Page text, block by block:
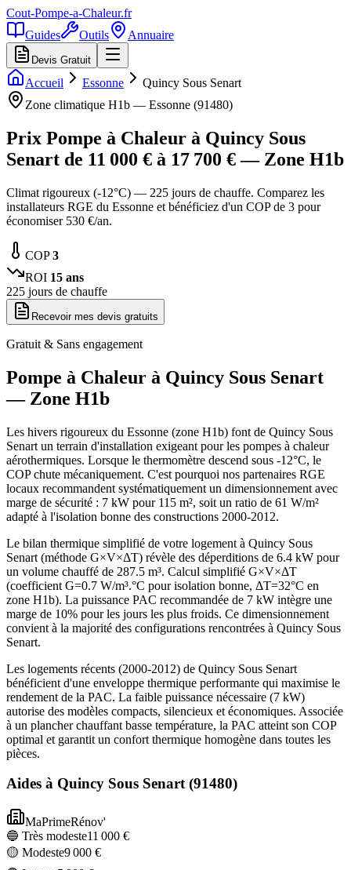
Cout-Pompe-a-Chaleur.fr
Guides
Outils Annuaire
Devis Gratuit
Accueil Essonne
Quincy Sous Senart
Zone climatique H1b — Essonne (91480)
Prix Pompe à Chaleur à Quincy Sous
Senart de 11 000 € à 17 700 € — Zone H1b
Climat rigoureux (-12°C) — 225 jours de chauffe. Comparez les
installateurs RGE du Essonne et bénéficiez d'un COP de 3 pour
économiser 530 €/an.
COP3
ROI 15 ans
225 jours de chauffe
Recevoir mes devis gratuits
Gratuit & Sans engagement
Pompe à Chaleur à Quincy Sous Senart
— Zone H1b
Les hivers rigoureux du Essonne (zone H1b) font de Quincy Sous
Senart un terrain d'installation exigeant pour les pompes à chaleur
aérothermiques. Lorsque le thermomètre descend sous -12°C, le
COP chute mécaniquement. C'est pourquoi nos partenaires RGE
locaux recommandent systématiquement un dimensionnement avec
marge de sécurité : 7 kW pour 115 m², soit un ratio de 61 W/m²
adapté à l'isolation bonne des constructions 2000-2012.
Le bilan thermique simplifié de votre logement à Quincy Sous
Senart (méthode G×V×ΔT) révèle des déperditions de 6.4 kW pour
un volume chauffé de 287.5 m³. Calcul simplifié G×V×ΔT
(coefficient G=0.7 W/m³.°C pour isolation bonne, ΔT=32°C en
zone H1b). La puissance PAC recommandée de 7 kW intègre une
marge de 10% pour les jours les plus froids. Ce dimensionnement
convient à la majorité des configurations rencontrées à Quincy Sous
Senart.
Les logements récents (2000-2012) de Quincy Sous Senart
bénéficient d'une enveloppe thermique performante qui maximise le
rendement de la PAC. La faible puissance nécessaire (7 kW)
autorise des modèles compacts, silencieux et économiques. Associée
à un plancher chauffant basse température, la PAC atteint son COP
optimal et garantit un confort thermique homogène dans toutes les
pièces.
Aides à Quincy Sous Senart(91480)
MaPrimeRénov'
🔵 Très modeste11 000 €
🟡 Modeste9 000 €